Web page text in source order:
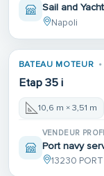
Sail and
Napoli
BATEAU MOTEUR
Etap 35 i
10,6 m × 3,51 m
VENDEUR
Port navy
13230